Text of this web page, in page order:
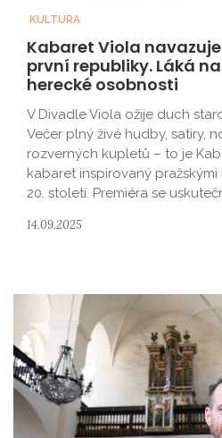
KULTURA
Kabaret Viola
první republiky. Láká
herecké osobnosti
V Divadle Viola ožije duch
Večer plný živé hudby, satiry,
rozverných kupletů – to je
kabaret inspirovaný
20. století. Premiéra se
14.09.2025